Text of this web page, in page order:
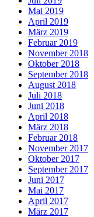
Mai 2019
April 2019
März 2019
Februar 2019
November 2018
Oktober 2018
September 2018
August 2018
Juli 2018
Juni 2018
April 2018
März 2018
Februar 2018
November 2017
Oktober 2017
September 2017
Juni 2017
Mai 2017
April 2017
März 2017